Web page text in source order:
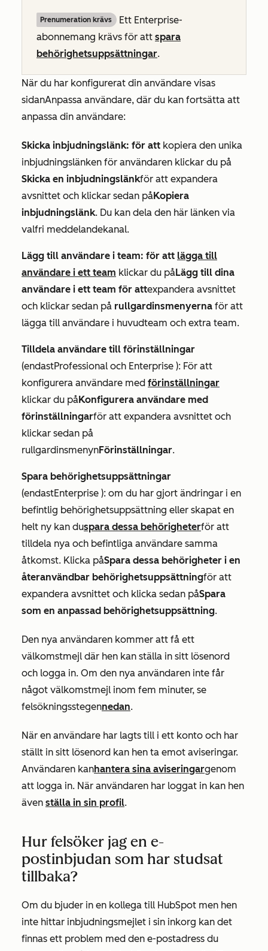
Prenumeration krävs Ett Enterprise-
abonnemang krävs för att spara
behörighetsuppsättningar.
När du har konfigurerat din användare visas
sidanAnpassa användare, där du kan fortsätta att
anpassa din användare:
Skicka inbjudningslänk: för att kopiera den unika
inbjudningslänken för användaren klickar du på
Skicka en inbjudningslänkför att expandera
avsnittet och klickar sedan påKopiera
inbjudningslänk. Du kan dela den här länken via
valfri meddelandekanal.
Lägg till användare i team: för att lägga till
användare i ett team klickar du påLägg till dina
användare i ett team för attexpandera avsnittet
och klickar sedan på rullgardinsmenyerna för att
lägga till användare i huvudteam och extra team.
Tilldela användare till förinställningar
(endastProfessional och Enterprise ): För att
konfigurera användare med förinställningar
klickar du påKonfigurera användare med
förinställningarför att expandera avsnittet och
klickar sedan på
rullgardinsmenynFörinställningar.
Spara behörighetsuppsättningar
(endastEnterprise ): om du har gjort ändringar i en
befintlig behörighetsuppsättning eller skapat en
helt ny kan duspara dessa behörigheterför att
tilldela nya och befintliga användare samma
åtkomst. Klicka påSpara dessa behörigheter i en
återanvändbar behörighetsuppsättningför att
expandera avsnittet och klicka sedan påSpara
som en anpassad behörighetsuppsättning.
Den nya användaren kommer att få ett
välkomstmejl där hen kan ställa in sitt lösenord
och logga in. Om den nya användaren inte får
något välkomstmejl inom fem minuter, se
felsökningsstegennedan.
När en användare har lagts till i ett konto och har
ställt in sitt lösenord kan hen ta emot aviseringar.
Användaren kanhantera sina aviseringargenom
att logga in. När användaren har loggat in kan hen
även ställa in sin profil.
Hur felsöker jag en e-
postinbjudan som har studsat
tillbaka?
Om du bjuder in en kollega till HubSpot men hen
inte hittar inbjudningsmejlet i sin inkorg kan det
finnas ett problem med den e-postadress du